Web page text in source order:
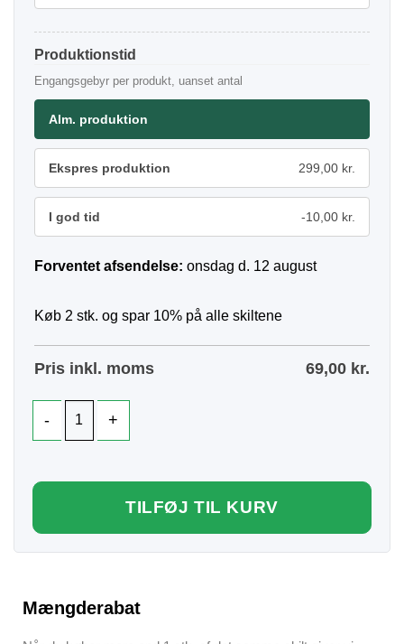
Produktionstid
Engangsgebyr per produkt, uanset antal
Alm. produktion
Ekspres produktion 299,00 kr.
I god tid -10,00 kr.
Forventet afsendelse: onsdag d. 12 august
Køb 2 stk. og spar 10% på alle skiltene
Pris inkl. moms 69,00 kr.
TILFØJ TIL KURV
Mængderabat